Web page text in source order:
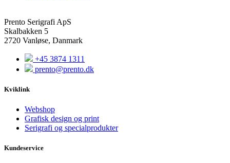
Prento Serigrafi ApS
Skalbakken 5
2720 Vanløse, Danmark
+45 3874 1311
prento@prento.dk
Kviklink
Webshop
Grafisk design og print
Serigrafi og specialprodukter
Kundeservice